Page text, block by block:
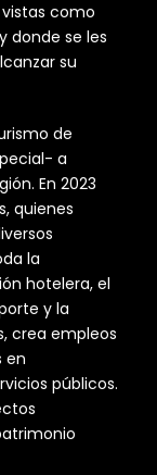
como
donde se les
su
de
a
En 2023
quienes
la
hotelera, el
y la
crea empleos
en
públicos.